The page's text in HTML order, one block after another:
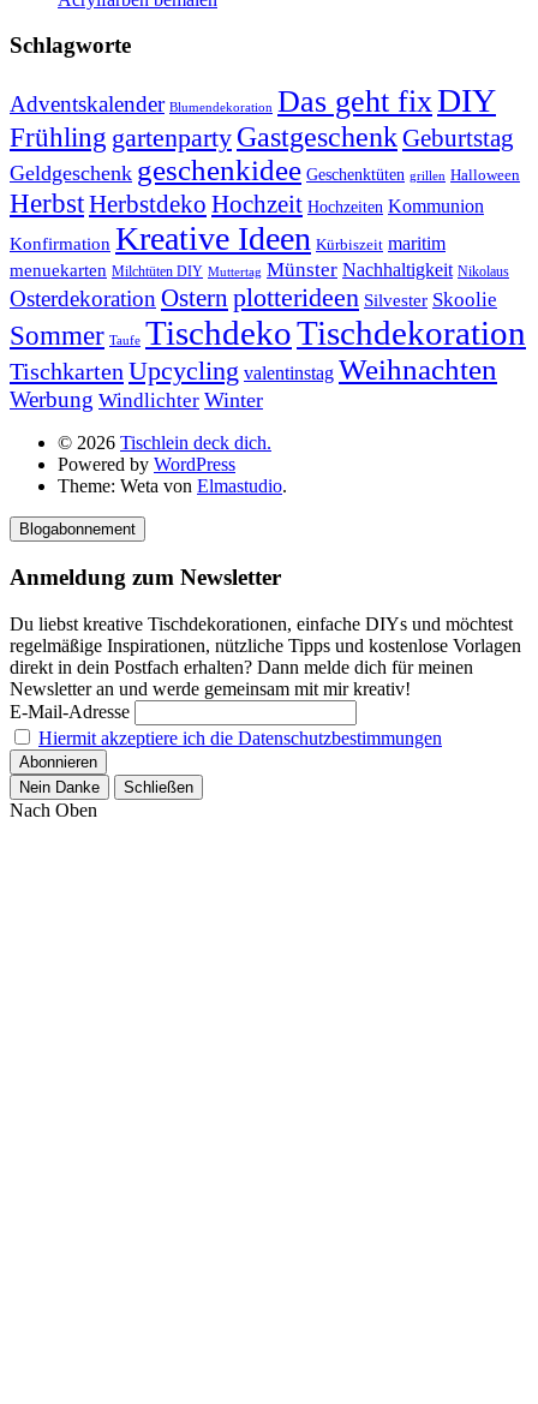
Schlagworte
Adventskalender Blumendekoration Das geht fixDIY
Frühling gartenparty GastgeschenkGeburtstag
Geldgeschenk geschenkidee Geschenktüten grillen Halloween
HerbstHerbstdeko Hochzeit Hochzeiten Kommunion
Konfirmation Kreative Ideen Kürbiszeit maritim
menuekarten Milchtüten DIY Muttertag Münster Nachhaltigkeit Nikolaus
Osterdekoration Ostern plotterideen Silvester Skoolie
Sommer Taufe TischdekoTischdekoration
Tischkarten Upcycling valentinstag Weihnachten
Werbung Windlichter Winter
© 2026 Tischlein deck dich.
Powered by WordPress
Theme: Weta von Elmastudio.
Blogabonnement
Anmeldung zum Newsletter
Du liebst kreative Tischdekorationen, einfache DIYs und möchtest
regelmäßige Inspirationen, nützliche Tipps und kostenlose Vorlagen
direkt in dein Postfach erhalten? Dann melde dich für meinen
Newsletter an und werde gemeinsam mit mir kreativ!
E-Mail-Adresse
Hiermit akzeptiere ich die Datenschutzbestimmungen
Nein Danke Schließen
Nach Oben